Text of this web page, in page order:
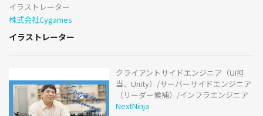
イラストレーター
株式会社Cygames
イラストレーター
クライアントサイドエンジニア（UI担
当、Unity）/サーバーサイドエンジニア
（リーダー候補）/インフラエンジニア
NextNinja